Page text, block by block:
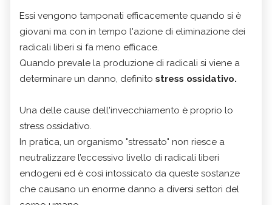
Essi vengono tamponati efficacemente quando si è
giovani ma con in tempo l'azione di eliminazione dei
radicali liberi si fa meno efficace.
Quando prevale la produzione di radicali si viene a
determinare un danno, definito stress ossidativo.
Una delle cause dell'invecchiamento è proprio lo
stress ossidativo.
In pratica, un organismo "stressato" non riesce a
neutralizzare l’eccessivo livello di radicali liberi
endogeni ed è così intossicato da queste sostanze
che causano un enorme danno a diversi settori del